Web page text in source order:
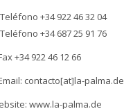
Teléfono +34 922 46 32 04
Teléfono +34 687 25 91 76
+34 922 46 12 66
contacto[at]la-palma.de
www.la-palma.de